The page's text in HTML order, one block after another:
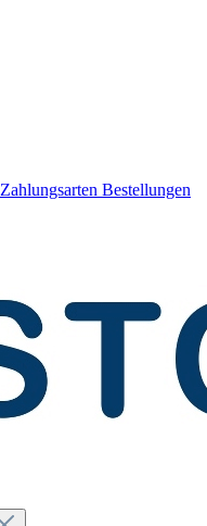
Zahlungsarten Bestellungen